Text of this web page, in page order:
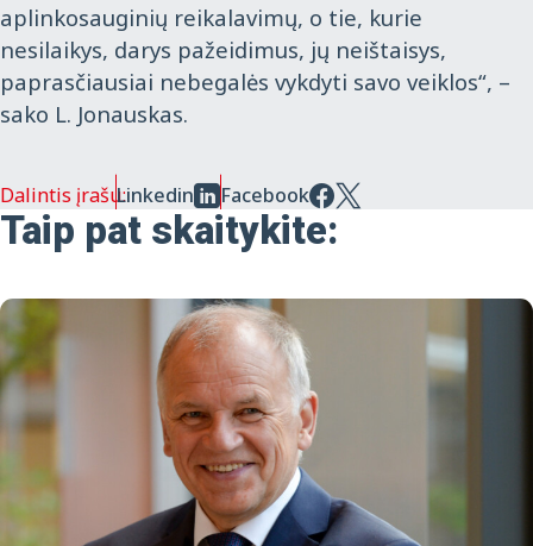
aplinkosauginių reikalavimų, o tie, kurie
nesilaikys, darys pažeidimus, jų neištaisys,
paprasčiausiai nebegalės vykdyti savo veiklos“, –
sako L. Jonauskas.
Dalintis įrašu:Linkedin Facebook
Taip pat skaitykite: